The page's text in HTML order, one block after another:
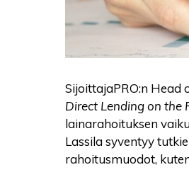
SijoittajaPRO:n Head
Direct Lending on the
lainarahoituksen
Lassila syventyy
rahoitusmuodot,